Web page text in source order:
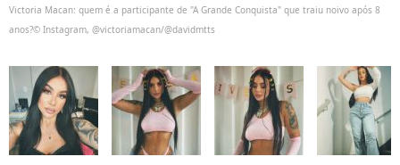
Victoria Macan: quem é a participante de "A Grande Conquista" que traiu noivo após 8
anos?© Instagram, @victoriamacan/@davidmtts